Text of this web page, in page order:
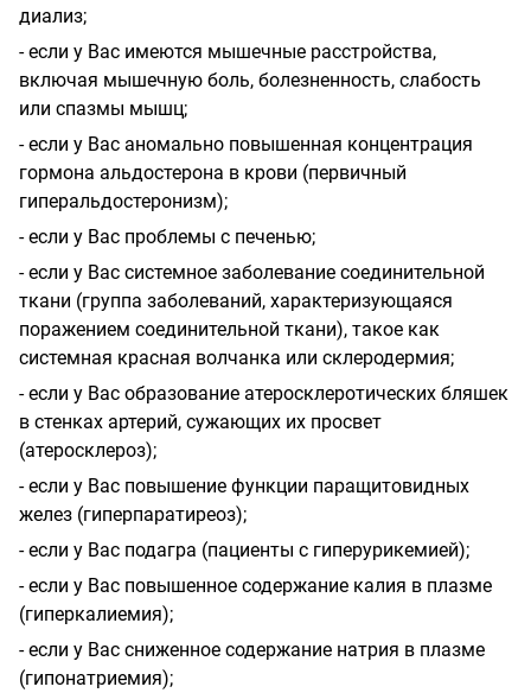
диализ;
- если у Вас имеются мышечные расстройства,
включая мышечную боль, болезненность, слабость
или спазмы мышц;
- если у Вас аномально повышенная концентрация
гормона альдостерона в крови (первичный
гиперальдостеронизм);
- если у Вас проблемы с печенью;
- если у Вас системное заболевание соединительной
ткани (группа заболеваний, характеризующаяся
поражением соединительной ткани), такое как
системная красная волчанка или склеродермия;
- если у Вас образование атеросклеротических бляшек
в стенках артерий, сужающих их просвет
(атеросклероз);
- если у Вас повышение функции паращитовидных
желез (гиперпаратиреоз);
- если у Вас подагра (пациенты с гиперурикемией);
- если у Вас повышенное содержание калия в плазме
(гиперкалиемия);
- если у Вас сниженное содержание натрия в плазме
(гипонатриемия);